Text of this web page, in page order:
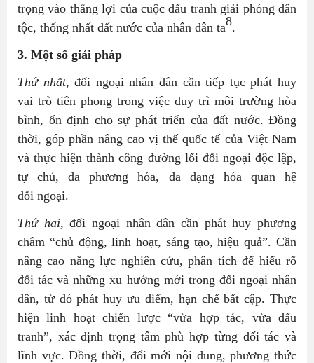
trọng vào thắng lợi của cuộc đấu tranh giải phóng dân
tộc, thống nhất đất nước của nhân dân ta8.
3. Một số giải pháp
Thứ nhất, đối ngoại nhân dân cần tiếp tục phát huy
vai trò tiên phong trong việc duy trì môi trường hòa
bình, ổn định cho sự phát triển của đất nước. Đồng
thời, góp phần nâng cao vị thế quốc tế của Việt Nam
và thực hiện thành công đường lối đối ngoại độc lập,
tự chủ, đa phương hóa, đa dạng hóa quan hệ
đối ngoại.
Thứ hai, đối ngoại nhân dân cần phát huy phương
châm “chủ động, linh hoạt, sáng tạo, hiệu quả”. Cần
nâng cao năng lực nghiên cứu, phân tích để hiểu rõ
đối tác và những xu hướng mới trong đối ngoại nhân
dân, từ đó phát huy ưu điểm, hạn chế bất cập. Thực
hiện linh hoạt chiến lược “vừa hợp tác, vừa đấu
tranh”, xác định trọng tâm phù hợp từng đối tác và
lĩnh vực. Đồng thời, đổi mới nội dung, phương thức